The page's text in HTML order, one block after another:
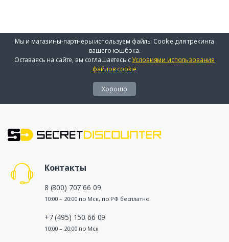
Мы и магазины-партнеры используем файлы Cookie для трекинга
вашего кэшбэка.
Оставаясь на сайте, вы соглашаетесь сУсловиями использования
файлов cookie
Хорошо
Контакты
8 (800) 707 66 09
10:00 – 20:00 по Мск, по РФ бесплатно
+7 (495) 150 66 09
10:00 – 20:00 по Мск